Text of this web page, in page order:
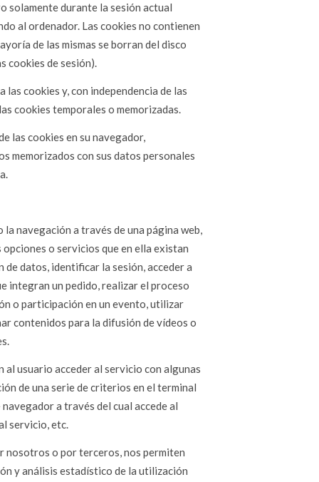
solamente durante la sesión actual
al ordenador. Las cookies no contienen
de las mismas se borran del disco
cookies de sesión).
cookies y, con independencia de las
cookies temporales o memorizadas.
las cookies en su navegador,
memorizados con sus datos personales
navegación a través de una página web,
o servicios que en ella existan
datos, identificar la sesión, acceder a
integran un pedido, realizar el proceso
o participación en un evento, utilizar
contenidos para la difusión de vídeos o
al usuario acceder al servicio con algunas
de una serie de criterios en el terminal
a través del cual accede al
servicio, etc.
nosotros o por terceros, nos permiten
y análisis estadístico de la utilización